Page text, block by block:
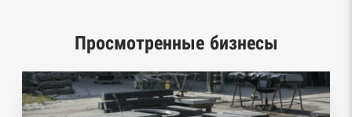
ценных бумаг
Росздравнадзор, Рособрнадзор, Роскомнадзор,
Роспотребнадзор, Росприроднадзор,
Просмотренные бизнесы